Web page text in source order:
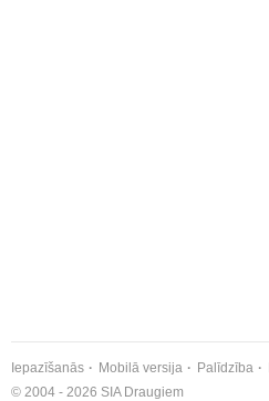
Iepazīšanās Mobilā versija Palīdzība
© 2004 - 2026 SIA Draugiem